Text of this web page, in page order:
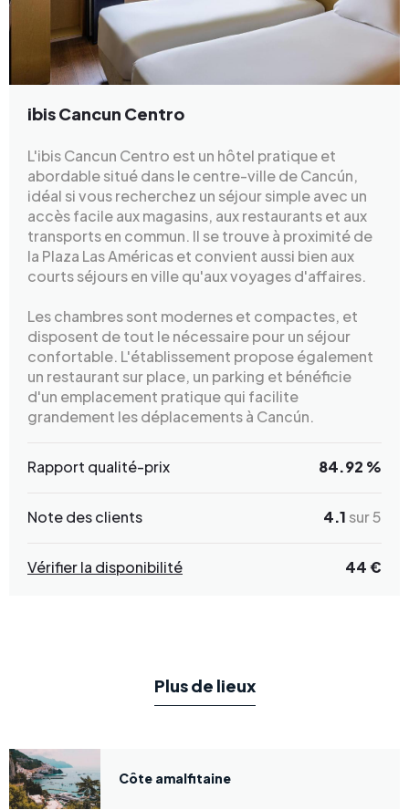
ibis Cancun Centro
L'ibis Cancun Centro est un hôtel pratique et
abordable situé dans le centre-ville de Cancún,
idéal si vous recherchez un séjour simple avec un
accès facile aux magasins, aux restaurants et aux
transports en commun. Il se trouve à proximité de
la Plaza Las Américas et convient aussi bien aux
courts séjours en ville qu'aux voyages d'affaires.
Les chambres sont modernes et compactes, et
disposent de tout le nécessaire pour un séjour
confortable. L'établissement propose également
un restaurant sur place, un parking et bénéficie
d'un emplacement pratique qui facilite
grandement les déplacements à Cancún.
Rapport qualité-prix 84.92 %
Note des clients 4.1 sur 5
Vérifier la disponibilité 44 €
Plus de lieux
Côte amalfitaine